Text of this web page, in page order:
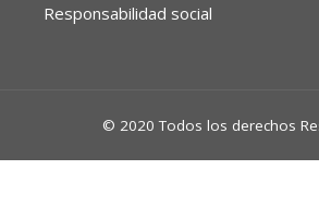
Responsabilidad social
© 2020 Todos los derechos